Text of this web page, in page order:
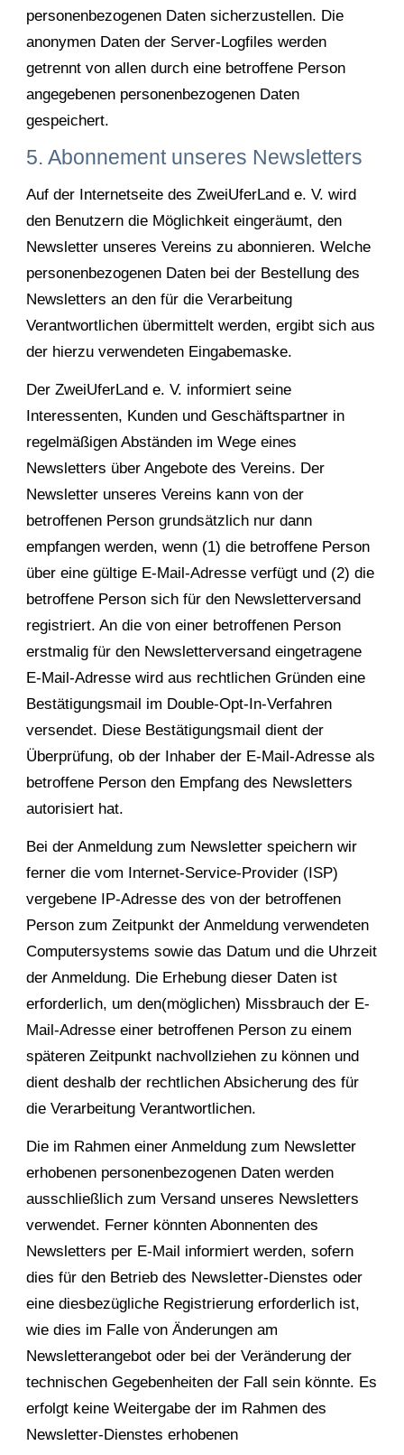
personenbezogenen Daten sicherzustellen. Die
anonymen Daten der Server-Logfiles werden
getrennt von allen durch eine betroffene Person
angegebenen personenbezogenen Daten
gespeichert.
5. Abonnement unseres Newsletters
Auf der Internetseite des ZweiUferLand e. V. wird
den Benutzern die Möglichkeit eingeräumt, den
Newsletter unseres Vereins zu abonnieren. Welche
personenbezogenen Daten bei der Bestellung des
Newsletters an den für die Verarbeitung
Verantwortlichen übermittelt werden, ergibt sich aus
der hierzu verwendeten Eingabemaske.
Der ZweiUferLand e. V. informiert seine
Interessenten, Kunden und Geschäftspartner in
regelmäßigen Abständen im Wege eines
Newsletters über Angebote des Vereins. Der
Newsletter unseres Vereins kann von der
betroffenen Person grundsätzlich nur dann
empfangen werden, wenn (1) die betroffene Person
über eine gültige E-Mail-Adresse verfügt und (2) die
betroffene Person sich für den Newsletterversand
registriert. An die von einer betroffenen Person
erstmalig für den Newsletterversand eingetragene
E-Mail-Adresse wird aus rechtlichen Gründen eine
Bestätigungsmail im Double-Opt-In-Verfahren
versendet. Diese Bestätigungsmail dient der
Überprüfung, ob der Inhaber der E-Mail-Adresse als
betroffene Person den Empfang des Newsletters
autorisiert hat.
Bei der Anmeldung zum Newsletter speichern wir
ferner die vom Internet-Service-Provider (ISP)
vergebene IP-Adresse des von der betroffenen
Person zum Zeitpunkt der Anmeldung verwendeten
Computersystems sowie das Datum und die Uhrzeit
der Anmeldung. Die Erhebung dieser Daten ist
erforderlich, um den(möglichen) Missbrauch der E-
Mail-Adresse einer betroffenen Person zu einem
späteren Zeitpunkt nachvollziehen zu können und
dient deshalb der rechtlichen Absicherung des für
die Verarbeitung Verantwortlichen.
Die im Rahmen einer Anmeldung zum Newsletter
erhobenen personenbezogenen Daten werden
ausschließlich zum Versand unseres Newsletters
verwendet. Ferner könnten Abonnenten des
Newsletters per E-Mail informiert werden, sofern
dies für den Betrieb des Newsletter-Dienstes oder
eine diesbezügliche Registrierung erforderlich ist,
wie dies im Falle von Änderungen am
Newsletterangebot oder bei der Veränderung der
technischen Gegebenheiten der Fall sein könnte. Es
erfolgt keine Weitergabe der im Rahmen des
Newsletter-Dienstes erhobenen